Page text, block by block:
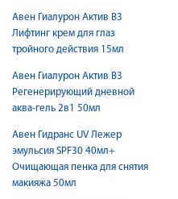
Авен Гиалурон Актив B3
Лифтинг крем для глаз
тройного действия 15мл
Авен Гиалурон Актив B3
Регенерирующий дневной
аква-гель 2в1 50мл
Авен Гидранс UV Лежер
эмульсия SPF30 40мл+
Очищающая пенка для снятия
макияжа 50мл